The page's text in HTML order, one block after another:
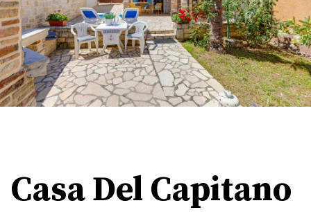
Casa Del Capitano